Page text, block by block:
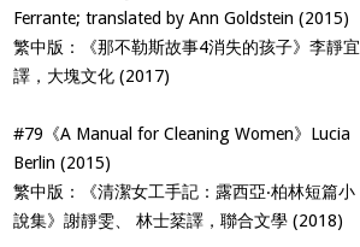
Ferrante; translated by Ann Goldstein (2015)
繁中版：《那不勒斯故事4消失的孩子》李靜宜
譯，大塊文化 (2017)
#79《A Manual for Cleaning Women》Lucia
Berlin (2015)
繁中版：《清潔女工手記：露西亞‧柏林短篇小
說集》謝靜雯、 林士棻譯，聯合文學 (2018)